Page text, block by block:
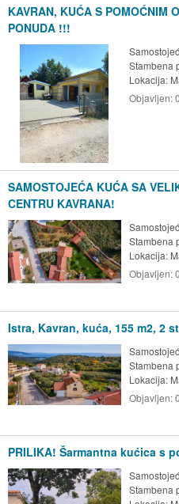
KAVRAN, KUĆA S POMOĆNIM
PONUDA !!!
Stambena
Lokacija:
Objavljen:
SAMOSTOJEĆA KUĆA SA
CENTRU KAVRANA!
Stambena
Lokacija:
Objavljen:
Istra, Kavran, kuća, 155 m2, 2
Stambena
Lokacija:
Objavljen:
PRILIKA! Šarmantna kućica s
Stambena